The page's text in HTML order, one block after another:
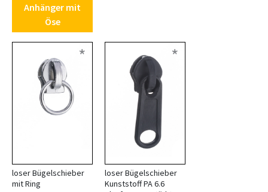
Anhänger mit
Öse
*
loser Bügelschieber
mit Ring
*
loser Bügelschieber
Kunststoff PA 6.6